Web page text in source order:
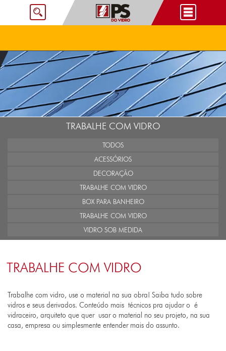
TRABALHE COM VIDRO
TODOS
ACESSÓRIOS
DECORAÇÃO
TRABALHE COM VIDRO
BOX PARA BANHEIRO
TRABALHE COM VIDRO
VIDRO SOB MEDIDA
TRABALHE COM VIDRO
Trabalhe com vidro, use o material na sua obra! Saiba tudo sobre
vidros e seus derivados. Conteúdo mais técnicos pra ajudar o é
vidraceiro, arquiteto que quer usar o material no seu projeto, na sua
casa, empresa ou simplesmente entender mais do assunto.